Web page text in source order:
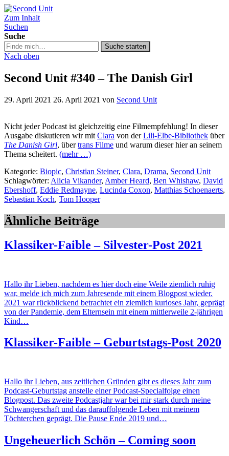
Second Unit
Zum Inhalt
Suchen
Suche
Suche
in
podcast.de/
Suche starten
Nach oben
Second Unit #340 – The Danish Girl
29. April 2021 26. April 2021 von Second Unit
Nicht jeder Podcast ist gleichzeitig eine Filmempfehlung! In dieser
Ausgabe diskutieren wir mit Clara von derLili-Elbe-Bibliothek über
The Danish Girl, übertrans Filme und warum dieser hier an seinem
Thema scheitert. (mehr …)
Kategorie: Biopic, Christian Steiner, Clara, Drama, Second Unit
Schlagwörter: Alicia Vikander, Amber Heard, Ben Whishaw, David
Ebershoff, Eddie Redmayne, Lucinda Coxon, Matthias Schoenaerts,
Sebastian Koch, Tom Hooper
Ähnliche Beiträge
Klassiker-Faible – Silvester-Post 2021
Hallo ihr Lieben, nachdem es hier doch eine Weile ziemlich ruhig
war, melde ich mich zum Jahresende mit einem Blogpost wieder.
2021 war rückblickend betrachtet ein ziemlich kurioses Jahr, geprägt
von der Pandemie, dem Elternsein mit einem mittlerweile 2-jährigen
Kind…
Klassiker-Faible – Geburtstags-Post 2020
Hallo ihr Lieben, aus zeitlichen Gründen gibt es dieses Jahr zum
Podcast-Geburtstag anstelle einer Podcast-Specialfolge einen
Blogpost. Das zweite Podcastjahr war bei mir stark durch meine
Schwangerschaft und das darauffolgende Leben mit meinem
Töchterchen geprägt. Die Pause Ende 2019 und…
Ungeheuerlich Schön – Coming soon